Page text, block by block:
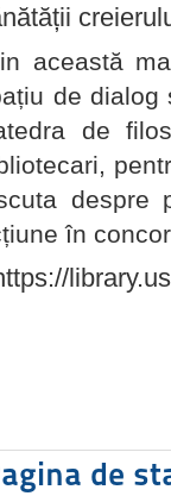
această
de dialog
de
despre
în
de